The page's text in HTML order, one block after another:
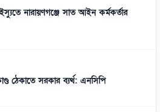
নারায়ণগঞ্জে সাত আইন কর্মকর্তার
ঠেকাতে সরকার ব্যর্থ: এনসিপি